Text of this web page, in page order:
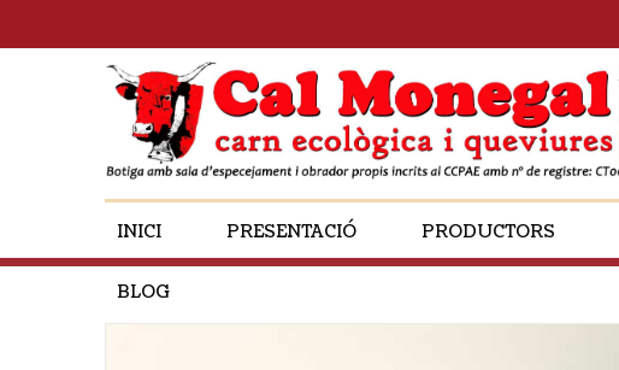
INICI PRESENTACIÓ PRODUCTORS
BLOG